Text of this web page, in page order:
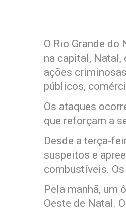
O Rio Grande
na capital,
ações
públicos,
Os ataques
que reforçam a
Desde a terça-
suspeitos e
combustíveis.
Pela manhã, um
Oeste de Natal.